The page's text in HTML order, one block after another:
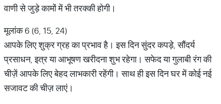
वाणी से जुड़े कामों में भी तरक्की होगी।
मूलांक 6 (6, 15, 24)
आपके लिए शुक्र ग्रह का प्रभाव है। इस दिन सुंदर कपड़े, सौंदर्य
प्रसाधन, इत्र या आभूषण खरीदना शुभ रहेगा। सफेद या गुलाबी रंग की
चीज़ें आपके लिए बेहद लाभकारी रहेंगी। साथ ही इस दिन घर में कोई नई
सजावट की चीज़ लाएं।